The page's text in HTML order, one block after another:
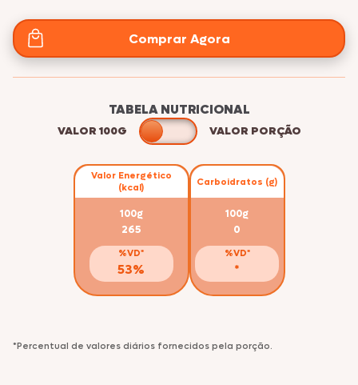
Comprar Agora
TABELA NUTRICIONAL
VALOR 100G VALOR PORÇÃO
Valor Energético
(kcal)
100g
265
%VD*
53%
Carboidratos (g)
100g
0
%VD*
*
*Percentual de valores diários fornecidos pela porção.